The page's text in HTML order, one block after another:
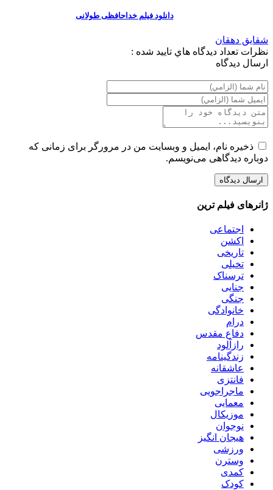
دانلود فیلم خداحافظی طولانی
شقایق دهقان
نظرات تعداد ديدگاه هاي تاييد شده :
ارسال ديدگاه
ذخیره نام، ایمیل و وبسایت من در مرورگر برای زمانی که
دوباره دیدگاهی می‌نویسم.
ژانرهای فیلم ترین
اجتماعی
اکشن
تاریخی
تخیلی
ترسناک
جنایی
جنگی
خانوادگی
درام
دفاع مقدس
رازآلود
زندگینامه
عاشقانه
فانتزی
ماجراجویی
معمایی
موزیکال
نوجوان
هیجان انگیز
ورزشی
وسترن
کمدی
کودک